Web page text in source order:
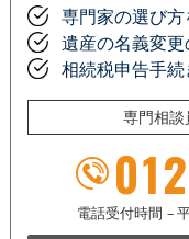
専門家の選び
遺産の名義変
相続税申告手
専門相談